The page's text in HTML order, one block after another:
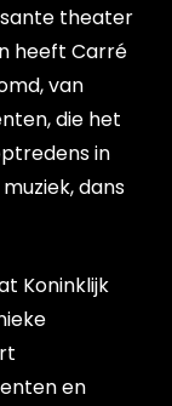
theater
heeft Carré
van
die het
in
dans
Koninklijk
en